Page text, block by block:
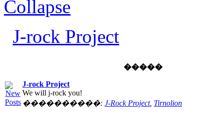
J-rock Project
�����
J-rock Project
We will j-rock you!
����������: J-Rock Project, Tirnolion